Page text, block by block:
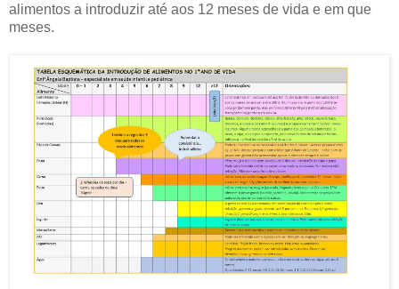
alimentos a introduzir até aos 12 meses de vida e em que
meses.